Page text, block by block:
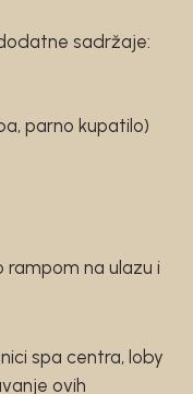
sadržaje:
parno kupatilo)
rampom na ulazu i
spa centra, loby
ovih